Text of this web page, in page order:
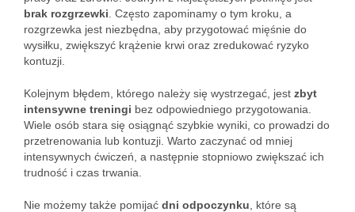
brak rozgrzewki . Często zapominamy o tym kroku, a
rozgrzewka jest niezbędna, aby przygotować mięśnie do
wysiłku, zwiększyć krążenie krwi oraz zredukować ryzyko
kontuzji.
Kolejnym błędem, którego należy się wystrzegać, jest zbyt
intensywne treningi bez odpowiedniego przygotowania.
Wiele osób stara się osiągnąć szybkie wyniki, co prowadzi do
przetrenowania lub kontuzji. Warto zaczynać od mniej
intensywnych ćwiczeń, a następnie stopniowo zwiększać ich
trudność i czas trwania.
Nie możemy także pomijać dni odpoczynku , które są